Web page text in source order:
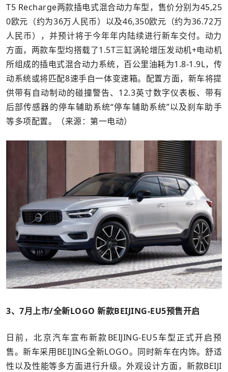
T5 Recharge两款插电式混合动力车型，售价分别为45,25
0欧元（约为36万人民币）以及46,350欧元（约为36.72万
人民币），并预计将于今年年内陆续进行新车交付。动力
方面，两款车型均搭载了1.5T三缸涡轮增压发动机+电动机
所组成的插电式混合动力系统，百公里油耗为1.8-1.9L，传
动系统或将匹配8速手自一体变速箱。配置方面，新车将提
供带有自动制动的碰撞警告、12.3英寸数字仪表板、带有
后部传感器的停车辅助系统“停车辅助系统”以及刹车助手
等多项配置。（来源：第一电动）
3、7月上市/全新LOGO 新款BEIJING-EU5预售开启
日前，北京汽车宣布新款BEIJING-EU5车型正式开启预
售。新车采用BEIJING全新LOGO。同时新车在内饰。舒适
性以及性能等多方面进行升级。外观设计方面，新款BEIJI